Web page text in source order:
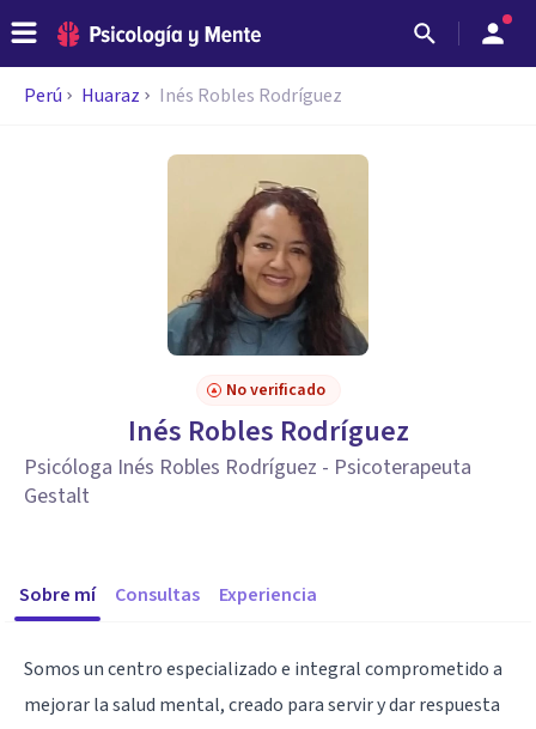
Perú Huaraz Inés Robles Rodríguez
No verificado
Inés Robles Rodríguez
Psicóloga Inés Robles Rodríguez - Psicoterapeuta
Gestalt
Sobre mí Consultas Experiencia
Somos un centro especializado e integral comprometido a
mejorar la salud mental, creado para servir y dar respuesta